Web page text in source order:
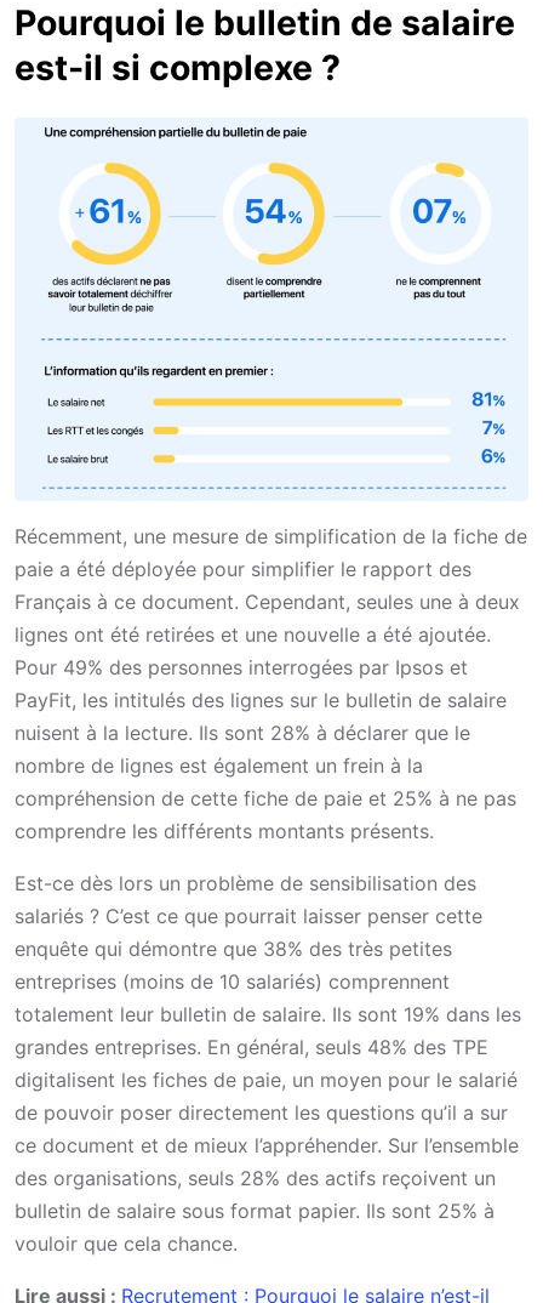
Pourquoi le bulletin de salaire
est-il si complexe ?
Récemment, une mesure de simplification de la fiche de
paie a été déployée pour simplifier le rapport des
Français à ce document. Cependant, seules une à deux
lignes ont été retirées et une nouvelle a été ajoutée.
Pour 49% des personnes interrogées par Ipsos et
PayFit, les intitulés des lignes sur le bulletin de salaire
nuisent à la lecture. Ils sont 28% à déclarer que le
nombre de lignes est également un frein à la
compréhension de cette fiche de paie et 25% à ne pas
comprendre les différents montants présents.
Est-ce dès lors un problème de sensibilisation des
salariés ? C’est ce que pourrait laisser penser cette
enquête qui démontre que 38% des très petites
entreprises (moins de 10 salariés) comprennent
totalement leur bulletin de salaire. Ils sont 19% dans les
grandes entreprises. En général, seuls 48% des TPE
digitalisent les fiches de paie, un moyen pour le salarié
de pouvoir poser directement les questions qu’il a sur
ce document et de mieux l’appréhender. Sur l’ensemble
des organisations, seuls 28% des actifs reçoivent un
bulletin de salaire sous format papier. Ils sont 25% à
vouloir que cela chance.
Lire aussi : Recrutement : Pourquoi le salaire n’est-il